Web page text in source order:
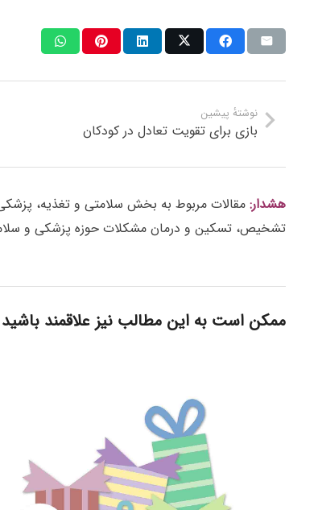
نوشتهٔ پیشین
بازی برای تقویت تعادل در کودکان
هشدار: مقالات مربوط به بخش سلامتی و تغذیه، پزشکی،
تشخیص، تسکین و درمان مشکلات حوزه پزشکی و
ممکن است به این مطالب نیز علاقمند باشید